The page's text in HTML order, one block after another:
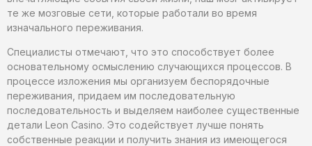
те же мозговые сети, которые работали во время
изначального переживания.
Специалисты отмечают, что это способствует более
основательному осмыслению случающихся процессов. В
процессе изложения мы организуем беспорядочные
переживания, придаем им последовательную
последовательность и выделяем наиболее существенные
детали Leon Casino. Это содействует лучше понять
собственные реакции и получить знания из имеющегося